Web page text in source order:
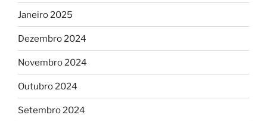
Janeiro 2025
Dezembro 2024
Novembro 2024
Outubro 2024
Setembro 2024